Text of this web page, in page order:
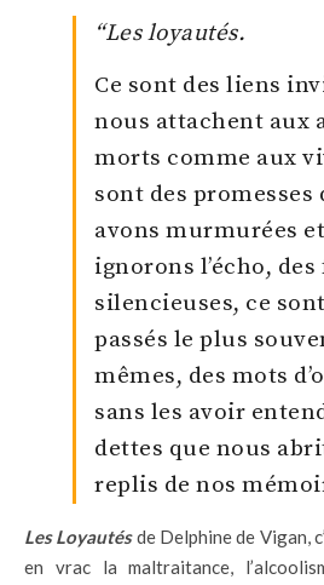
“Les loyautés.
Ce sont des liens
nous attachent aux
morts comme aux
sont des promesses
avons murmurées
ignorons l’écho,
silencieuses, ce
passés le plus
mêmes, des mots
sans les avoir
dettes que nous
replis de nos
Les Loyautésde Delphine de Vigan,
en vrac la maltraitance,